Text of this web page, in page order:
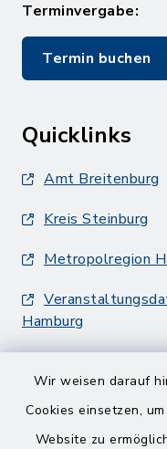
Wir weisen darauf
Cookies einsetzen,
Website zu
Terminvergabe:
Termin buchen
Quicklinks
Amt Breitenburg
Kreis Steinburg
Metropolregion
Hamburg